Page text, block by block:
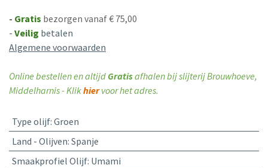
- Gratis bezorgen vanaf € 75,00
- Veilig betalen
Algemene voorwaarden
Online bestellen en altijd Gratisafhalen bij slijterij Brouwhoeve,
Middelharnis - Klikhiervoor het adres.
Type olijf: Groen
Land - Olijven: Spanje
Smaakprofiel Olijf: Umami